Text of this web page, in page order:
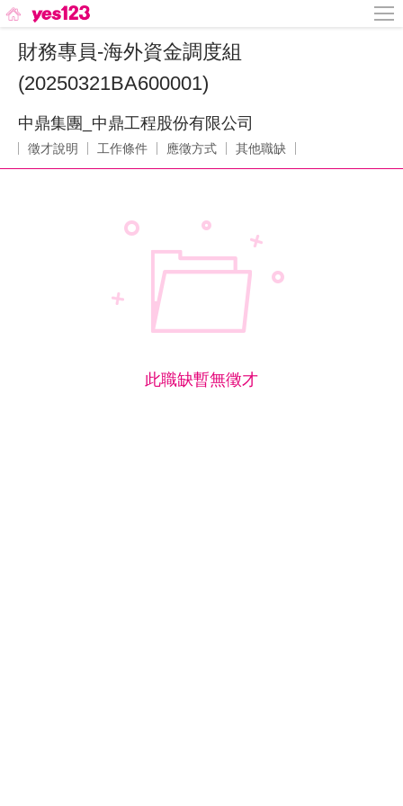
財務專員-海外資金調度組
(20250321BA600001)
中鼎集團_中鼎工程股份有限公司
徵才說明 工作條件 應徵方式 其他職缺
此職缺暫無徵才